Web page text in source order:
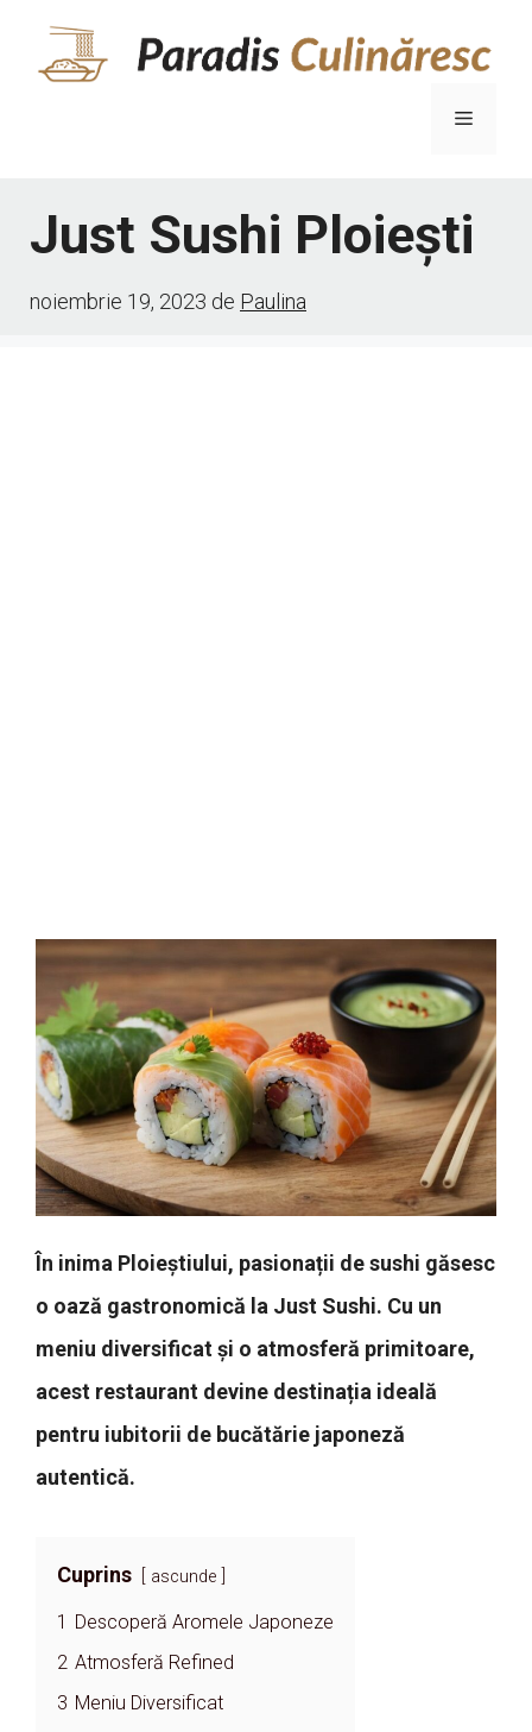
Meniu
Just Sushi Ploiești
noiembrie 19, 2023 de Paulina
În inima Ploieștiului, pasionații de sushi găsesc
o oază gastronomică la Just Sushi. Cu un
meniu diversificat și o atmosferă primitoare,
acest restaurant devine destinația ideală
pentru iubitorii de bucătărie japoneză
autentică.
Cuprins ascunde
1 Descoperă Aromele Japoneze
2 Atmosferă Refined
3 Meniu Diversificat